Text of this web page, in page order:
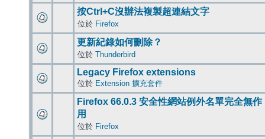
按Ctrl+C沒辦法複製超連結文字
位於 Firefox
更新紀錄如何刪除？
位於 Thunderbird
Legacy Firefox extensions
位於 Extension 擴充套件
Firefox 66.0.3 安全性網站例外名單完全無作
用
位於 Firefox